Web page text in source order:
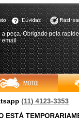
a peça. Obrigado pela
email
(11) 4123-3353
ESTÁ